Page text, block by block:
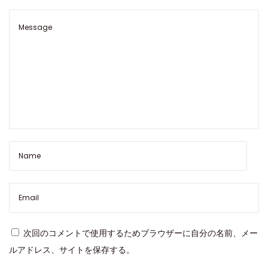
次回のコメントで使用するためブラウザーに自分の名前、メー
ルアドレス、サイトを保存する。